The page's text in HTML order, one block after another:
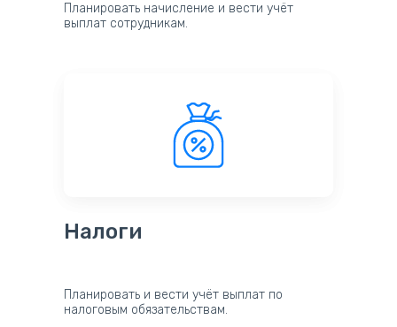
Планировать начисление и вести учёт
выплат сотрудникам.
Налоги
Планировать и вести учёт выплат по
налоговым обязательствам.